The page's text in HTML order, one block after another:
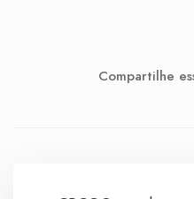
Compartilhe